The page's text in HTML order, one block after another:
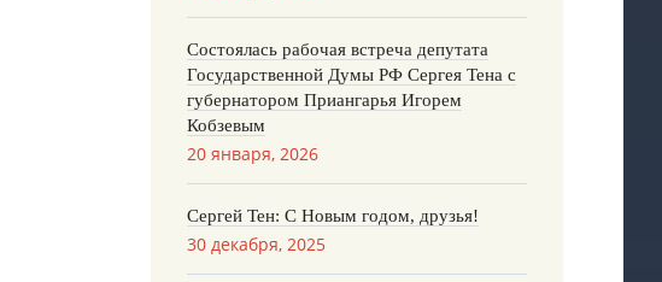
Состоялась рабочая встреча депутата
Государственной Думы РФ Сергея Тена с
губернатором Приангарья Игорем
Кобзевым
20 января, 2026
Сергей Тен: С Новым годом, друзья!
30 декабря, 2025